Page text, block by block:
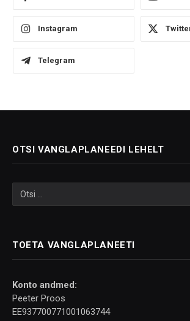
Instagram
Telegram
OTSI VANGLAPLANEEDI LEHELT
TOETA VANGLAPLANEETI
Konto andmed:
Peeter Proos
EE937700771001063744